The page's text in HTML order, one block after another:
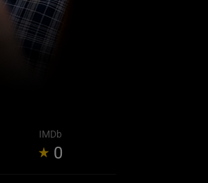
IMDb
0